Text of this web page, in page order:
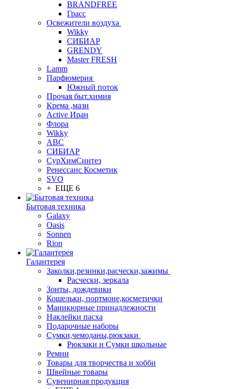
BRANDFREE
Грасс
Освежители воздуха
Wikky
СИБИАР
GRENDY
Master FRESH
Lamm
Парфюмерия
Южный поток
Прочая быт.химия
Крема ,мази
Аctive Иран
Флора
Wikky
АВС
СИБИАР
СурХимСинтез
Ренессанс Косметик
SVO
+ ЕЩЕ 6
Бытовая техника
Galaxy
Oasis
Sonnen
Rion
Галантерея
Заколки,резинки,расчески,зажимы
Расчески, зеркала
Зонты, дождевики
Кошельки, портмоне,косметички
Маникюрные принадлежности
Наклейки пасха
Подарочные наборы
Сумки,чемоданы,рюкзаки
Рюкзаки и Сумки школьные
Ремни
Товары для творчества и хобби
Швейные товары
Сувенирная продукция